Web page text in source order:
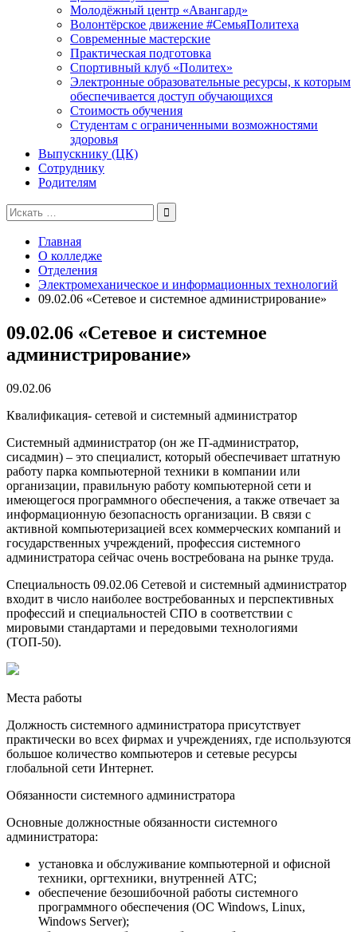
Молодёжный центр «Авангард»
Волонтёрское движение #СемьяПолитеха
Современные мастерские
Практическая подготовка
Спортивный клуб «Политех»
Электронные образовательные ресурсы, к которым
обеспечивается доступ обучающихся
Стоимость обучения
Студентам с ограниченными возможностями
здоровья
Выпускнику (ЦК)
Сотруднику
Родителям
Поиск
для:
Главная
О колледже
Отделения
Электромеханическое и информационных технологий
09.02.06 «Сетевое и системное администрирование»
09.02.06 «Сетевое и системное
администрирование»
09.02.06
Квалификация- сетевой и системный администратор
Системный администратор (он же IT-администратор,
сисадмин) – это специалист, который обеспечивает штатную
работу парка компьютерной техники в компании или
организации, правильную работу компьютерной сети и
имеющегося программного обеспечения, а также отвечает за
информационную безопасность организации. В связи с
активной компьютеризацией всех коммерческих компаний и
государственных учреждений, профессия системного
администратора сейчас очень востребована на рынке труда.
Специальность 09.02.06 Сетевой и системный администратор
входит в число наиболее востребованных и перспективных
профессий и специальностей СПО в соответствии с
мировыми стандартами и передовыми технологиями
(ТОП-50).
Места работы
Должность системного администратора присутствует
практически во всех фирмах и учреждениях, где используются
большое количество компьютеров и сетевые ресурсы
глобальной сети Интернет.
Обязанности системного администратора
Основные должностные обязанности системного
администратора:
установка и обслуживание компьютерной и офисной
техники, оргтехники, внутренней АТС;
обеспечение безошибочной работы системного
программного обеспечения (ОС Windows, Linux,
Windows Server);